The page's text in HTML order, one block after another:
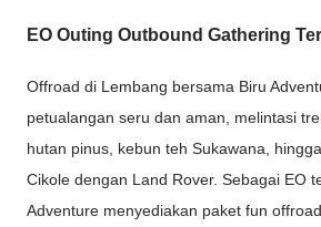
EO Outing Outbound Gathering
Offroad di Lembang bersama Biru
petualangan seru dan aman, melintasi
hutan pinus, kebun teh Sukawana,
Cikole dengan Land Rover. Sebagai EO
Adventure menyediakan paket fun